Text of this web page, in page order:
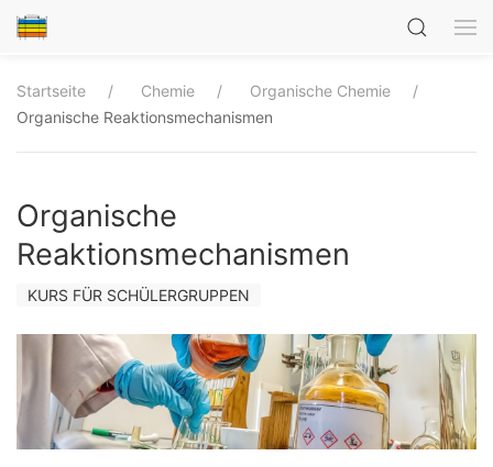
Startseite Chemie
Organische Chemie
Organische Reaktionsmechanismen
Organische
Reaktionsmechanismen
KURS FÜR SCHÜLERGRUPPEN